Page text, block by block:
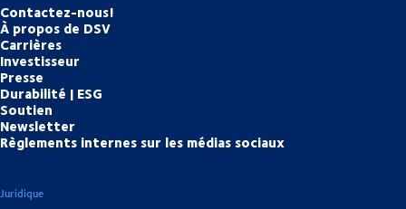
Contactez-nous!
À propos de DSV
Carrières
Investisseur
Presse
Durabilité | ESG
Soutien
Newsletter
Règlements internes sur les médias sociaux
Juridique